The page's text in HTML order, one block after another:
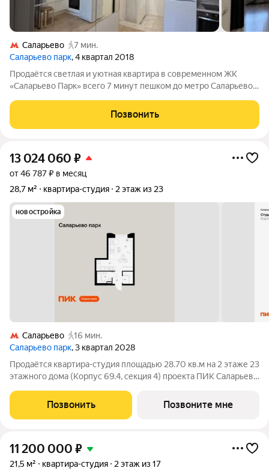
Саларьево
7 мин.
Саларьево парк, 4 квартал 2018
Продаётся светлая и уютная квартира в современном ЖК
«Саларьево Парк» всего 7 минут пешком до метро Саларьево.
Встроенная мебель остаётся новым собственникам. Хорошие
соседи, комфортная и
Позвонить
13 024 060 ₽
от 46 787 ₽ в месяц
28,7 м²
квартира-студия 2 этаж из 23
новостройка
Саларьево
16 мин.
Саларьево парк, 3 квартал 2028
Продаётся квартира-студия площадью 28.70 кв.м на 2 этаже 23
этажного дома (Корпус 69.4, секция 4) проекта ПИК Саларьево
функциональная планировка, большие окна, с отделкой. Жилой
район «Саларьево
Позвонить Позвоните мне
11 200 000 ₽
21,5 м² квартира-студия 2 этаж из 17